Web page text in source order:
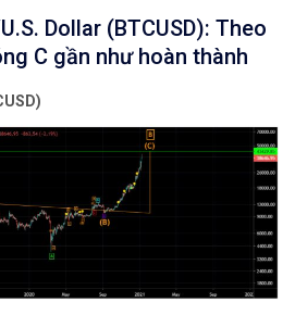
Dollar (BTCUSD): Theo
C gần như hoàn thành